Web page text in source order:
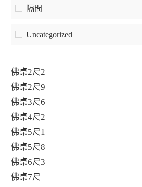
隔間
Uncategorized
佛桌2尺2
佛桌2尺9
佛桌3尺6
佛桌4尺2
佛桌5尺1
佛桌5尺8
佛桌6尺3
佛桌7尺